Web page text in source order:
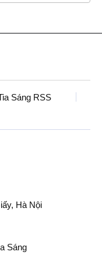
Sáng RSS
Hà Nội
Sáng